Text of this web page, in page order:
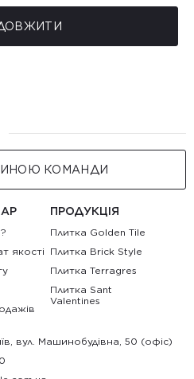
КОМАНДИ
якості
ПРОДУКЦІЯ
Плитка Golden Tile
Плитка Brick Style
Плитка Terragres
Плитка Sant
Valentines
вул. Машинобудівна, 50 (офіс)